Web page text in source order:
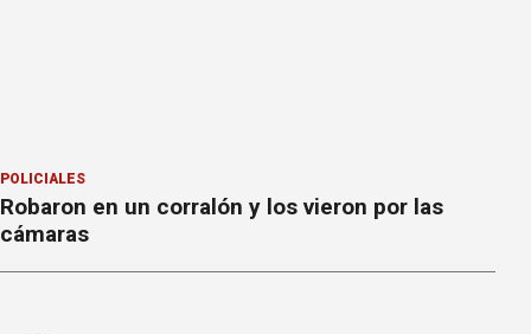
POLICIALES
Robaron en un corralón y los vieron por las
cámaras